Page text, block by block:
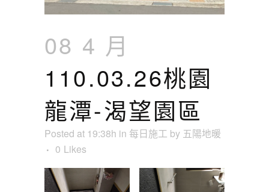
08 4 月
110.03.26桃園
龍潭-渴望園區
Posted at 19:38h in 每日施工 by 五陽地暖
0 Likes